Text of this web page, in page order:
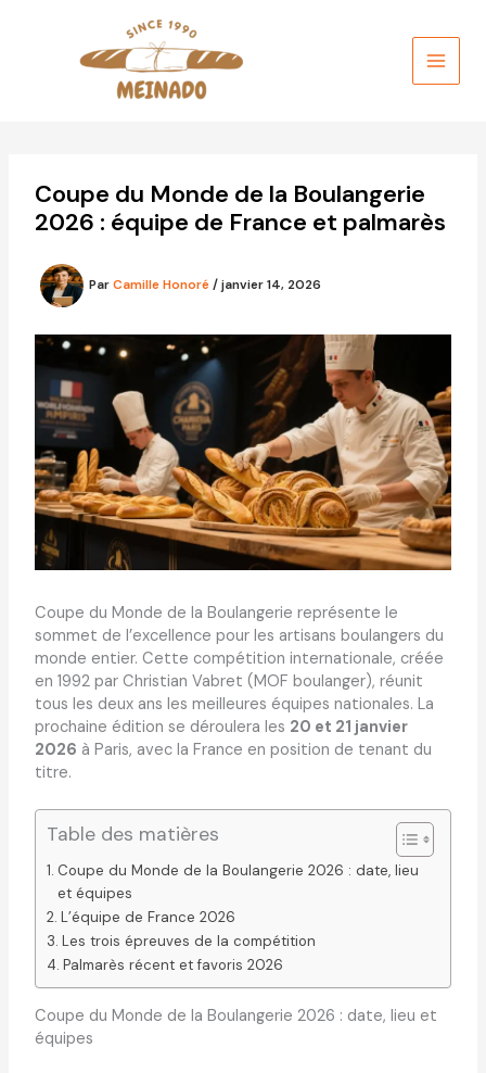
Coupe du Monde de la Boulangerie
2026 : équipe de France et palmarès
ParCamille Honoré /janvier 14, 2026
Coupe du Monde de la Boulangerie représente le
sommet de l’excellence pour les artisans boulangers du
monde entier. Cette compétition internationale, créée
en 1992 par Christian Vabret (MOF boulanger), réunit
tous les deux ans les meilleures équipes nationales. La
prochaine édition se déroulera les 20 et 21 janvier
2026 à Paris, avec la France en position de tenant du
titre.
Table des matières
Coupe du Monde de la Boulangerie 2026 : date, lieu
et équipes
L’équipe de France 2026
Les trois épreuves de la compétition
Palmarès récent et favoris 2026
Coupe du Monde de la Boulangerie 2026 : date, lieu et
équipes